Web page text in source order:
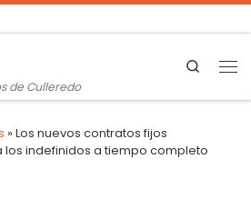
de Culleredo
Search
»Los nuevos contratos fijos
los indefinidos a tiempo completo